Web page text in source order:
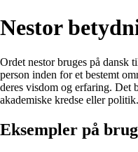
Nestor
Ordet nestor bruges på dansk
person inden for et bestemt
deres visdom og erfaring. Det
akademiske kredse eller politik.
Eksempler på brug